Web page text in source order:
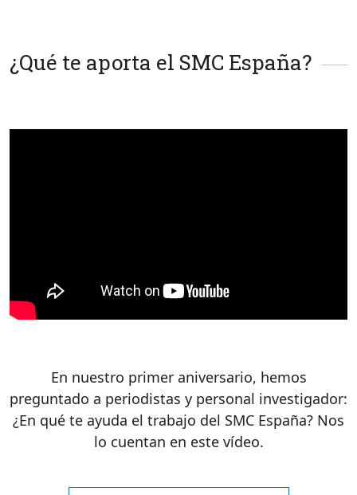
¿Qué te aporta el SMC España?
En nuestro primer aniversario, hemos
preguntado a periodistas y personal investigador:
¿En qué te ayuda el trabajo del SMC España? Nos
lo cuentan en este vídeo.